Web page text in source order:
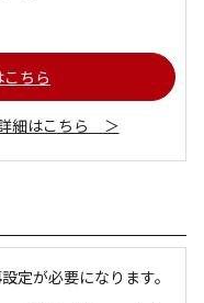
ちら
細はこちら ＞
定が必要になります。